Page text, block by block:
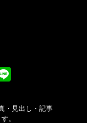
・見出し・記事
。